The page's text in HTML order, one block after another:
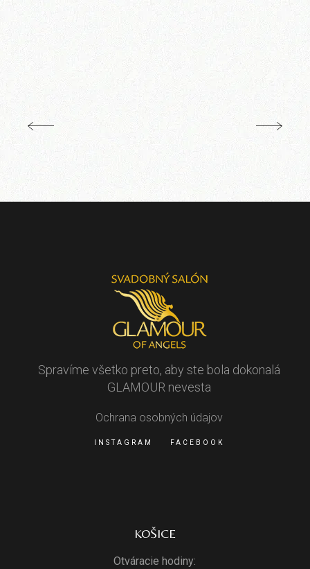
Spravíme všetko preto, aby ste bola dokonalá
GLAMOUR nevesta
Ochrana osobných údajov
INSTAGRAM FACEBOOK
KOŠICE
Otváracie hodiny: